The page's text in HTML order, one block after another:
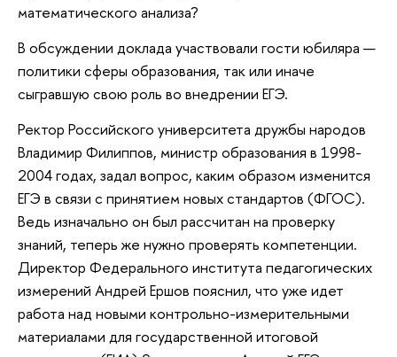
математического анализа?
В обсуждении доклада участвовали гости юбиляра —
политики сферы образования, так или иначе
сыгравшую свою роль во внедрении ЕГЭ.
Ректор Российского университета дружбы народов
Владимир Филиппов, министр образования в 1998-
2004 годах, задал вопрос, каким образом изменится
ЕГЭ в связи с принятием новых стандартов (ФГОС).
Ведь изначально он был рассчитан на проверку
знаний, теперь же нужно проверять компетенции.
Директор Федерального института педагогических
измерений Андрей Ершов пояснил, что уже идет
работа над новыми контрольно-измерительными
материалами для государственной итоговой